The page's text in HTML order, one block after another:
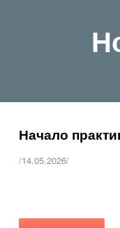
Начало
/14.05.2026/